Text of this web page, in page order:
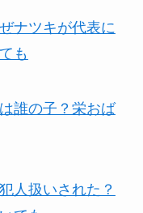
ナツキが代表に
も
誰の子？栄おば
人扱いされた？